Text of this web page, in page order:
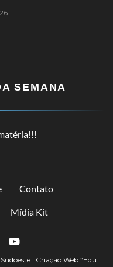
SEMANA
Contato
Mídia Kit
| Criação Web “Edu